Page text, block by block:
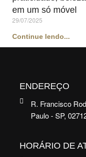
em um só móvel
29/07/2025
Continue lendo...
HORÁRIO DE
ENDEREÇO
R. Francisco
Paulo - SP,